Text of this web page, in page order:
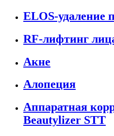
ELOS-удаление
RF-лифтинг
Акне
Алопеция
Аппаратная
Beautylizer STT